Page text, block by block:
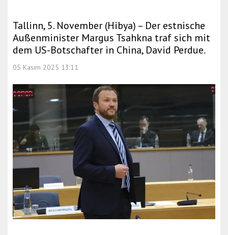
Tallinn, 5. November (Hibya) – Der estnische
Außenminister Margus Tsahkna traf sich mit
dem US-Botschafter in China, David Perdue.
05 Kasım 2025 13:11